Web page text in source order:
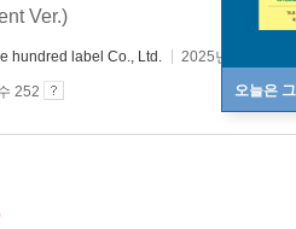
오늘은
Ver.)
hundred label Co., Ltd. 2025년 07월 28일
252